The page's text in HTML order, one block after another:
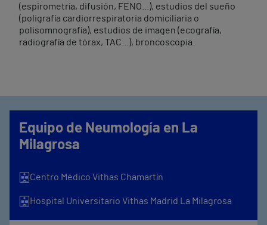
(espirometría, difusión, FENO...), estudios del sueño
(poligrafía cardiorrespiratoria domiciliaria o
polisomnografía), estudios de imagen (ecografía,
radiografía de tórax, TAC...), broncoscopia.
Equipo de Neumología en La
Milagrosa
Centro Médico Vithas Chamartín
Hospital Universitario Vithas Madrid La Milagrosa